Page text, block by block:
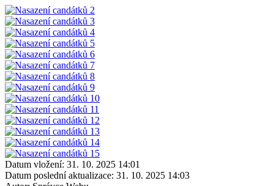
Datum vložení: 31. 10. 2025 14:01
Datum poslední aktualizace: 31. 10. 2025 14:03